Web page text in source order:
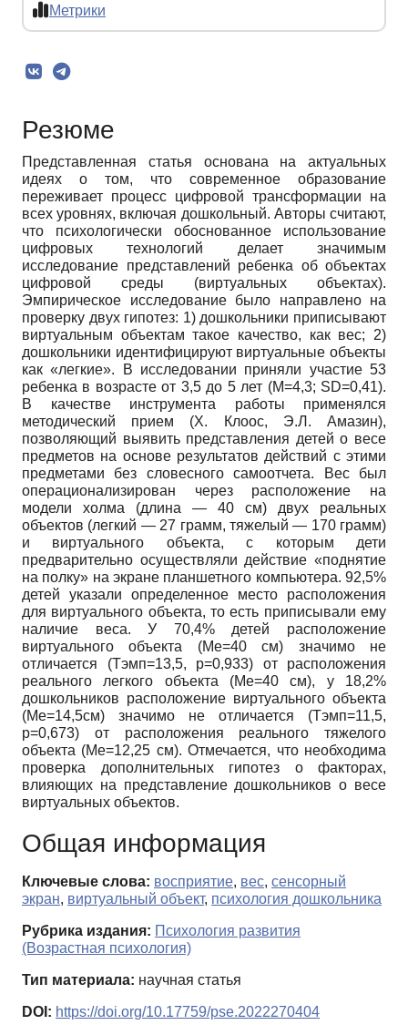
Метрики
Резюме
Представленная статья основана на актуальных
идеях о том, что современное образование
переживает процесс цифровой трансформации на
всех уровнях, включая дошкольный. Авторы считают,
что психологически обоснованное использование
цифровых технологий делает значимым
исследование представлений ребенка об объектах
цифровой среды (виртуальных объектах).
Эмпирическое исследование было направлено на
проверку двух гипотез: 1) дошкольники приписывают
виртуальным объектам такое качество, как вес; 2)
дошкольники идентифицируют виртуальные объекты
как «легкие». В исследовании приняли участие 53
ребенка в возрасте от 3,5 до 5 лет (M=4,3; SD=0,41).
В качестве инструмента работы применялся
методический прием (Х. Клоос, Э.Л. Амазин),
позволяющий выявить представления детей о весе
предметов на основе результатов действий с этими
предметами без словесного самоотчета. Вес был
операционализирован через расположение на
модели холма (длина — 40 см) двух реальных
объектов (легкий — 27 грамм, тяжелый — 170 грамм)
и виртуального объекта, с которым дети
предварительно осуществляли действие «поднятие
на полку» на экране планшетного компьютера. 92,5%
детей указали определенное место расположения
для виртуального объекта, то есть приписывали ему
наличие веса. У 70,4% детей расположение
виртуального объекта (Ме=40 см) значимо не
отличается (Tэмп=13,5, р=0,933) от расположения
реального легкого объекта (Ме=40 см), у 18,2%
дошкольников расположение виртуального объекта
(Ме=14,5см) значимо не отличается (Tэмп=11,5,
р=0,673) от расположения реального тяжелого
объекта (Ме=12,25 см). Отмечается, что необходима
проверка дополнительных гипотез о факторах,
влияющих на представление дошкольников о весе
виртуальных объектов.
Общая информация
Ключевые слова: восприятие, вес, сенсорный
экран, виртуальный объект, психология дошкольника
Рубрика издания: Психология развития
(Возрастная психология)
Тип материала: научная статья
DOI: https://doi.org/10.17759/pse.2022270404